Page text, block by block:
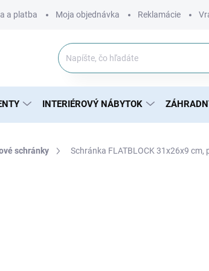
a platba Moja objednávka Reklamácie
INTERIÉROVÝ NÁBYTOK
schránky Schránka FLATBLOCK 31x26x9 cm,